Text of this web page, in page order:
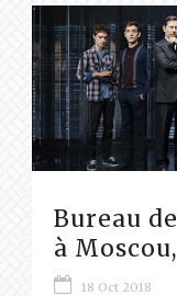
Bureau
à
18 Oct 2018